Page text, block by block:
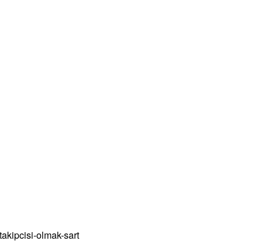
olmak-sart